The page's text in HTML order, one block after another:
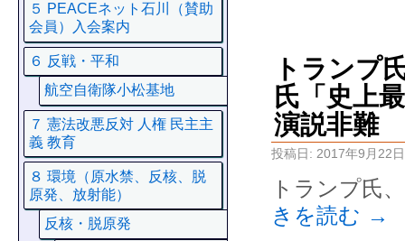
トランプ
氏「史上
演説非難
投稿日: 2017年9月22日
トランプ氏
きを読む →
５ PEACEネット石川（賛助
会員）入会案内
６ 反戦・平和
航空自衛隊小松基地
７ 憲法改悪反対 人権 民主主
義 教育
８ 環境（原水禁、反核、脱
原発、放射能）
反核・脱原発